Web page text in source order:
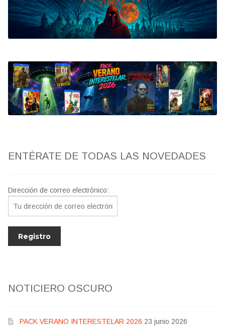
Bluray
Clasificada S
artwork
fantaterror
Jesús Franco
ENTÉRATE DE TODAS LAS NOVEDADES
Dirección de correo electrónico:
NOTICIERO OSCURO
PACK VERANO INTERESTELAR 2026 23 junio 2026